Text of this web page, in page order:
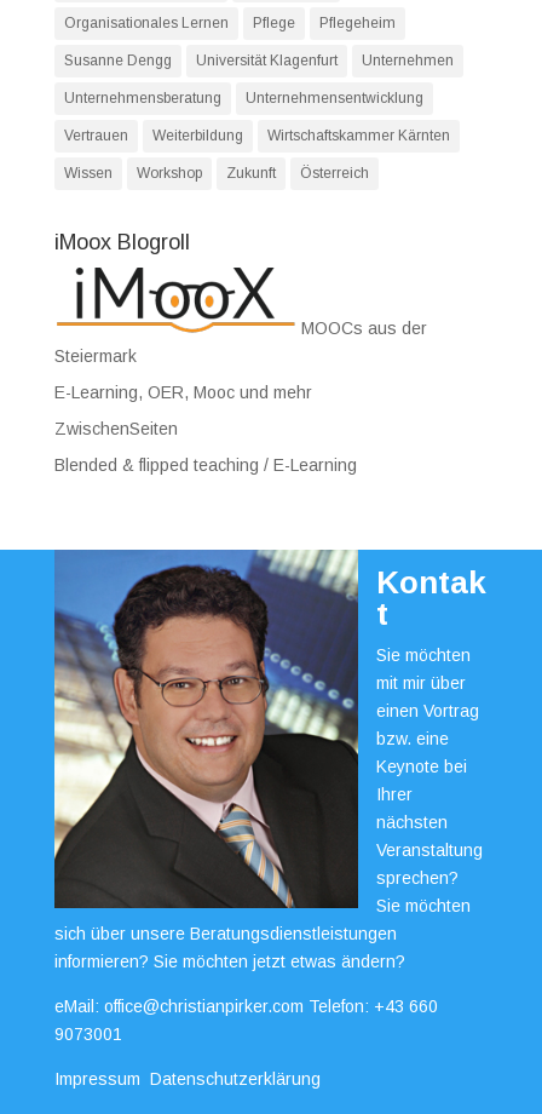
Organisationales Lernen Pflege Pflegeheim
Susanne Dengg Universität Klagenfurt Unternehmen
Unternehmensberatung Unternehmensentwicklung
Vertrauen Weiterbildung Wirtschaftskammer Kärnten
Wissen Workshop Zukunft Österreich
iMoox Blogroll
MOOCs aus der
Steiermark
E-Learning, OER, Mooc und mehr
ZwischenSeiten
Blended & flipped teaching / E-Learning
Kontak
t
Sie möchten
mit mir über
einen Vortrag
bzw. eine
Keynote bei
Ihrer
nächsten
Veranstaltung
sprechen?
Sie möchten
sich über unsere Beratungsdienstleistungen
informieren? Sie möchten jetzt etwas ändern?
eMail: office@christianpirker.com Telefon: +43 660
9073001
Impressum Datenschutzerklärung